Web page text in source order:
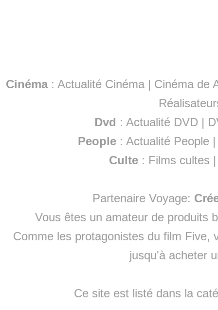
Cinéma: Actualité Cinéma | Cinéma de
Dvd : Actualité DVD |
People :Actualité People
Culte : Films cultes
Partenaire Voyage:
Vous êtes un amateur de produits
Comme les protagonistes du film Five,
jusqu'à acheter
Ce site est listé dans la